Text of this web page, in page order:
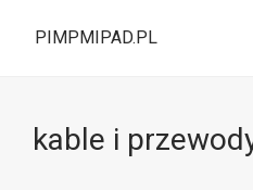
PIMPMIPAD.PL
kable i